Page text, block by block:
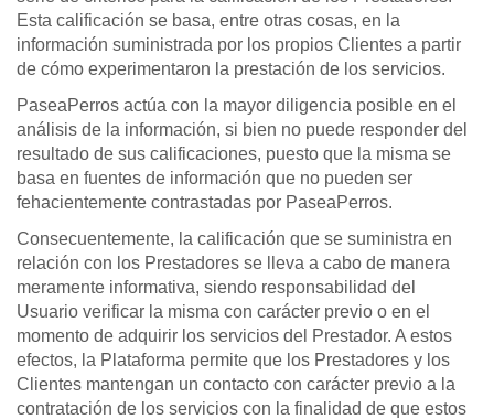
Esta calificación se basa, entre otras cosas, en la
información suministrada por los propios Clientes a partir
de cómo experimentaron la prestación de los servicios.
PaseaPerros actúa con la mayor diligencia posible en el
análisis de la información, si bien no puede responder del
resultado de sus calificaciones, puesto que la misma se
basa en fuentes de información que no pueden ser
fehacientemente contrastadas por PaseaPerros.
Consecuentemente, la calificación que se suministra en
relación con los Prestadores se lleva a cabo de manera
meramente informativa, siendo responsabilidad del
Usuario verificar la misma con carácter previo o en el
momento de adquirir los servicios del Prestador. A estos
efectos, la Plataforma permite que los Prestadores y los
Clientes mantengan un contacto con carácter previo a la
contratación de los servicios con la finalidad de que estos